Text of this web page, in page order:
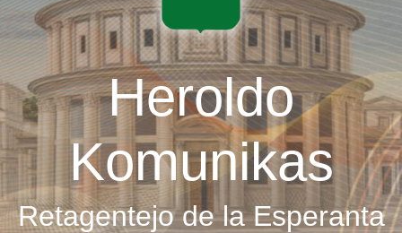
Heroldo
Komunikas
Retagentejo de la Esperanta